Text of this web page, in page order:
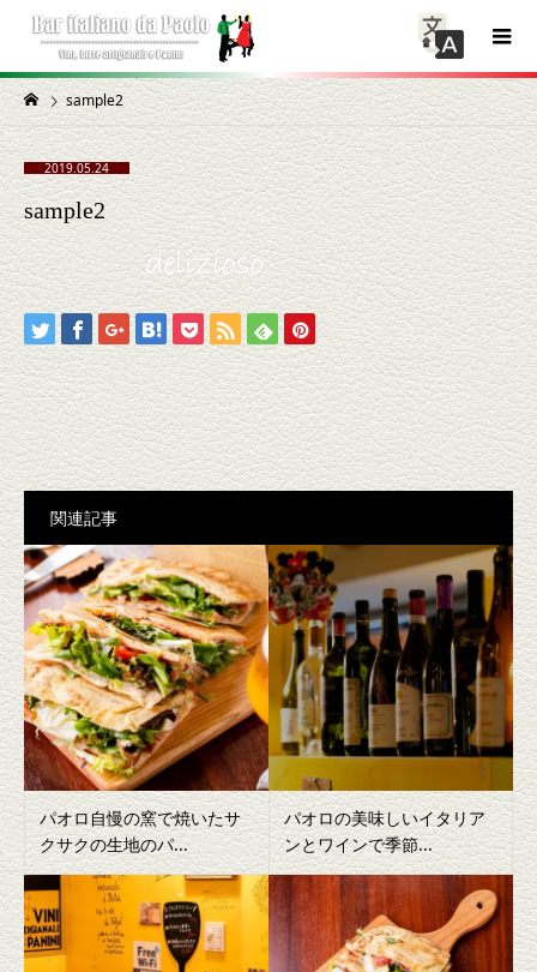
sample2
2019.05.24
sample2
関連記事
パオロ自慢の窯で焼いたサ
クサクの生地のパ...
パオロの美味しいイタリア
ンとワインで季節...